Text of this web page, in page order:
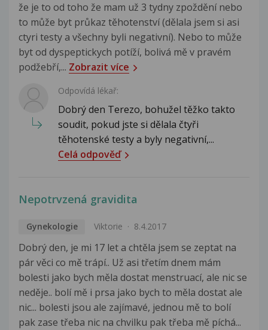
že je to od toho že mam už 3 tydny zpoždění nebo
to může byt průkaz těhotenství (dělala jsem si asi
ctyri testy a všechny byli negativní). Nebo to může
byt od dyspeptickych potíží, bolivá mě v pravém
podžebří,... Zobrazit více
Odpovídá lékař:
Dobrý den Terezo, bohužel těžko takto
soudit, pokud jste si dělala čtyři
těhotenské testy a byly negativní,...
Celá odpověď
Nepotrvzená gravidita
Gynekologie Viktorie 8.4.2017
Dobrý den, je mi 17 let a chtěla jsem se zeptat na
pár věci co mě trápí.. Už asi třetím dnem mám
bolesti jako bych měla dostat menstruací, ale nic se
neděje.. bolí mě i prsa jako bych to měla dostat ale
nic... bolesti jsou ale zajímavé, jednou mě to bolí
pak zase třeba nic na chvilku pak třeba mě píchá...